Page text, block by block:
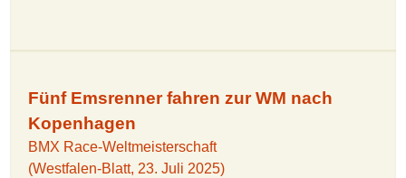
Fünf Emsrenner fahren zur WM nach
Kopenhagen
BMX Race-Weltmeisterschaft
(Westfalen-Blatt, 23. Juli 2025)